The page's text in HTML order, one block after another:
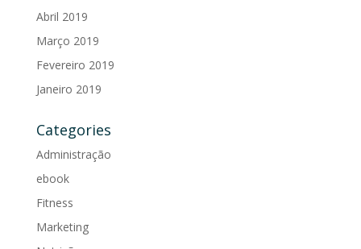
Abril 2019
Março 2019
Fevereiro 2019
Janeiro 2019
Categories
Administração
ebook
Fitness
Marketing